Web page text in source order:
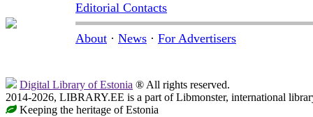
Editorial Contacts
About · News · For Advertisers
Digital Library of Estonia ® All rights reserved.
2014-2026, LIBRARY.EE is a part of Libmonster, international
Keeping the heritage of Estonia